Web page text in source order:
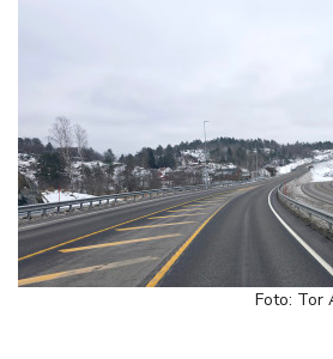
Foto: Tor